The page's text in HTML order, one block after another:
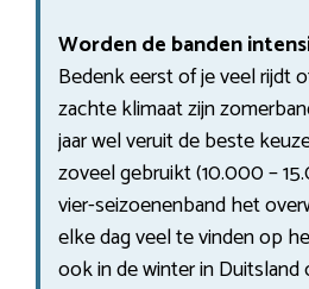
Worden de banden
Bedenk eerst of je veel rijdt
zachte klimaat zijn
jaar wel veruit de beste
zoveel gebruikt (10.000 –
vier-seizoenenband het
elke dag veel te vinden op
ook in de winter in Duitsland